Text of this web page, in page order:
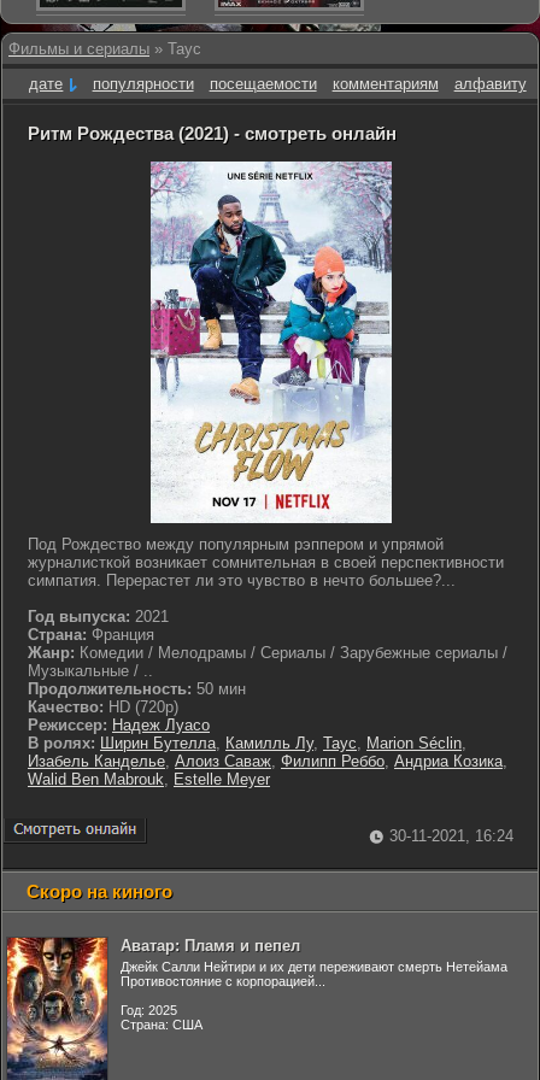
Фильмы и сериалы » Tayc
дате
популярности посещаемости комментариям алфавиту
Ритм Рождества (2021) - смотреть онлайн
Под Рождество между популярным рэппером и упрямой
журналисткой возникает сомнительная в своей перспективности
симпатия. Перерастет ли это чувство в нечто большее?...
Год выпуска: 2021
Страна: Франция
Жанр: Комедии / Мелодрамы / Сериалы / Зарубежные сериалы /
Музыкальные / ..
Продолжительность: 50 мин
Качество: HD (720p)
Режиссер: Надеж Луасо
В ролях: Ширин Бутелла, Камилль Лу, Tayc, Marion Séclin,
Изабель Канделье, Алоиз Саваж, Филипп Реббо, Андриа Козика,
Walid Ben Mabrouk, Estelle Meyer
30-11-2021, 16:24
Скоро на киного
Аватар: Пламя и пепел
Джейк Салли Нейтири и их дети переживают смерть Нетейама
Противостояние с корпорацией...
Год: 2025
Страна: США